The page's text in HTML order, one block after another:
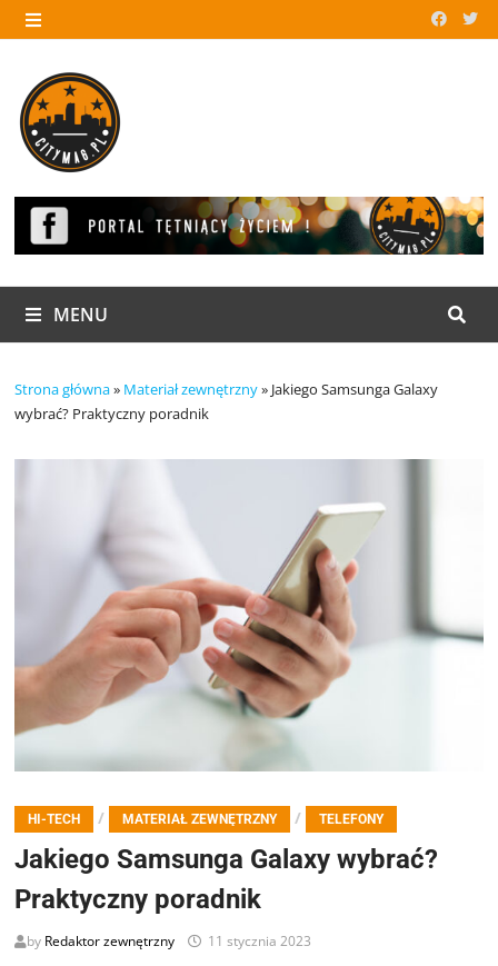
Skip
to
MENU
MENU
Strona główna» Materiał zewnętrzny» Jakiego Samsunga Galaxy
wybrać? Praktyczny poradnik
HI-TECH / MATERIAŁ ZEWNĘTRZNY / TELEFONY
Jakiego Samsunga Galaxy wybrać?
Praktyczny poradnik
by Redaktor zewnętrzny 11 stycznia 2023